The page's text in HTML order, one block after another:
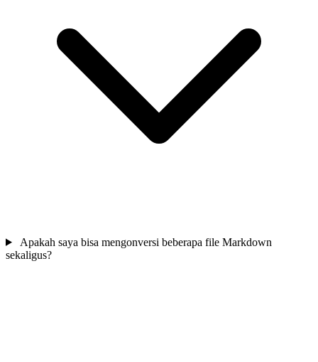
Apakah saya bisa mengonversi beberapa file Markdown
sekaligus?